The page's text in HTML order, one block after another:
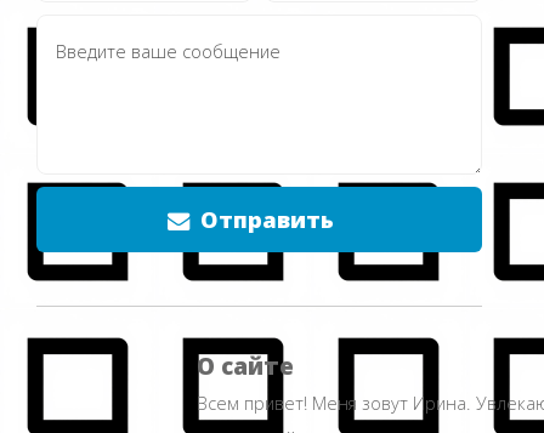
Отправить
О сайте
Всем привет! Меня зовут Ирина.